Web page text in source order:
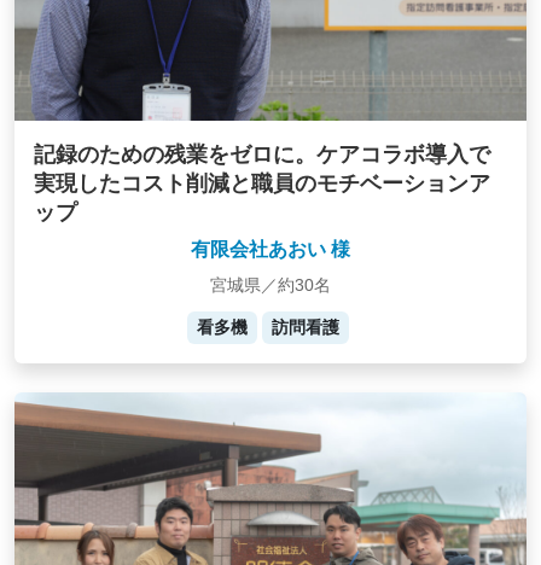
記録のための残業をゼロに。ケアコラボ導入で
実現したコスト削減と職員のモチベーションア
ップ
有限会社あおい 様
宮城県／約30名
看多機 訪問看護